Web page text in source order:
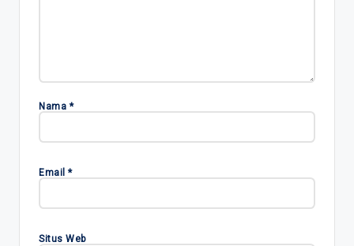
Nama *
Email *
Situs Web